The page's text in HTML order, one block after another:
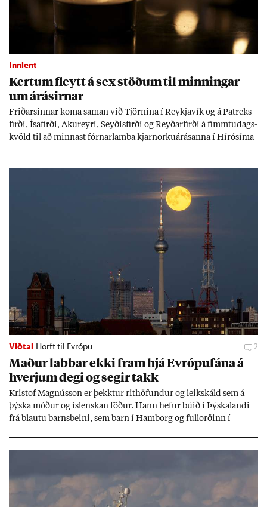
Innlent
Kert­um fleytt á sex stöð­um til minn­ing­ar
um árás­irn­ar
Frið­arsinn­ar koma sam­an við Tjörn­ina í Reykja­vík og á Pat­reks­
firði, Ísa­firði, Ak­ur­eyri, Seyð­is­firði og Reyð­ar­firði á fimmtu­dags­
kvöld til að minn­ast fórn­ar­lamba kjarn­orku­árás­anna í Hírósíma
Viðtal Horft til Evrópu 2
Mað­ur labb­ar ekki fram hjá Evr­ópuf­ána á
hverj­um degi og seg­ir takk
Kri­stof Magnús­son er þekkt­ur rit­höf­und­ur og leik­skáld sem á
þýska móð­ur og ís­lensk­an föð­ur. Hann hef­ur bú­ið í Þýskalandi
frá blautu barns­beini, sem barn í Ham­borg og full­orð­inn í